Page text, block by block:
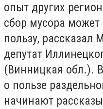
опыт других
сбор мусора
пользу,
депутат
(Винницкая обл.).
о пользе
начинают